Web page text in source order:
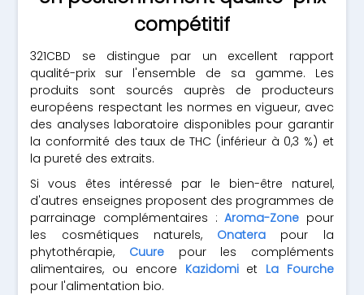
compétitif
321CBD se distingue par un excellent rapport
qualité-prix sur l'ensemble de sa gamme. Les
produits sont sourcés auprès de producteurs
européens respectant les normes en vigueur, avec
des analyses laboratoire disponibles pour garantir
la conformité des taux de THC (inférieur à 0,3 %) et
la pureté des extraits.
Si vous êtes intéressé par le bien-être naturel,
d'autres enseignes proposent des programmes de
parrainage complémentaires :Aroma-Zone pour
les cosmétiques naturels, Onatera pour la
phytothérapie, Cuurepour les compléments
alimentaires, ou encore Kazidomiet La Fourche
pour l'alimentation bio.